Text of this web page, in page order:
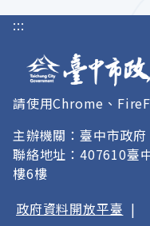
:::
請使用Chrome、
主辦機關：臺中市政府
聯絡地址：407610臺
樓6樓
政府資料開放平臺 |